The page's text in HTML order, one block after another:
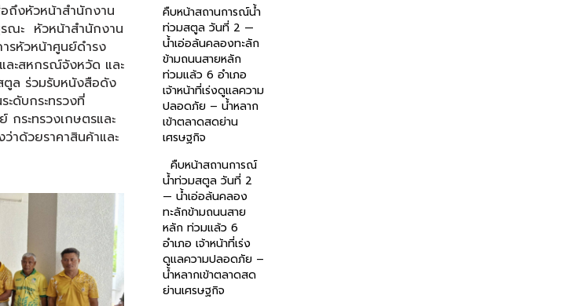
หัวหน้าสำนักงาน
ณะ หัวหน้าสำนักงาน
หัวหน้าศูนย์ดำรง
ละสหกรณ์จังหวัด และ
ตูล ร่วมรับหนังสือดัง
ดับกระทรวงที่
ระทรวงเกษตรและ
าด้วยราคาสินค้าและ
คืบหน้าสถานการณ์น้ำ
ท่วมสตูล วันที่ 2 —
น้ำเอ่อล้นคลองทะลัก
ข้ามถนนสายหลัก
ท่วมแล้ว 6 อำเภอ
เจ้าหน้าที่เร่งดูแลความ
ปลอดภัย – น้ำหลาก
เข้าตลาดสดย่าน
เศรษฐกิจ
คืบหน้าสถานการณ์
น้ำท่วมสตูล วันที่ 2
— น้ำเอ่อล้นคลอง
ทะลักข้ามถนนสาย
หลัก ท่วมแล้ว 6
อำเภอ เจ้าหน้าที่เร่ง
ดูแลความปลอดภัย –
น้ำหลากเข้าตลาดสด
ย่านเศรษฐกิจ